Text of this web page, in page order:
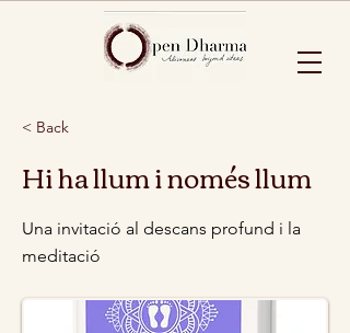
< Back
Hi ha llum i només llum
Una invitació al descans profund i la
meditació